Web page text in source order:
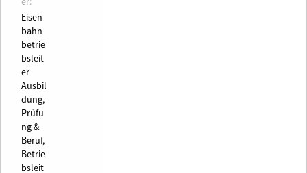
Eisen
bahn
betrie
bsleit
er
Ausbil
dung,
Prüfu
ng &
Beruf,
Betrie
bsleit